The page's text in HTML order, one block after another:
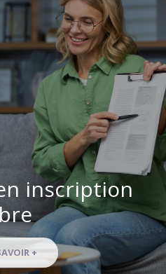
inscription
+